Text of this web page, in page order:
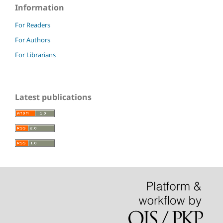
Information
For Readers
For Authors
For Librarians
Latest publications